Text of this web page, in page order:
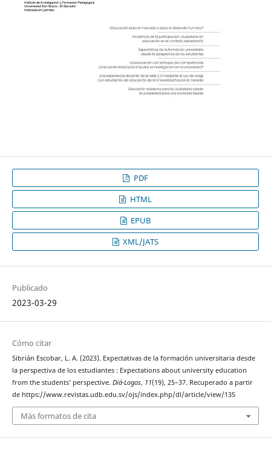
PDF
HTML
EPUB
XML/JATS
Publicado
2023-03-29
Cómo citar
Sibrián Escobar, L. A. (2023). Expectativas de la formación universitaria desde
la perspectiva de los estudiantes : Expectations about university education
from the students’ perspective. Diá-Logos, 11(19), 25–37. Recuperado a partir
de https://www.revistas.udb.edu.sv/ojs/index.php/dl/article/view/135
Más formatos de cita